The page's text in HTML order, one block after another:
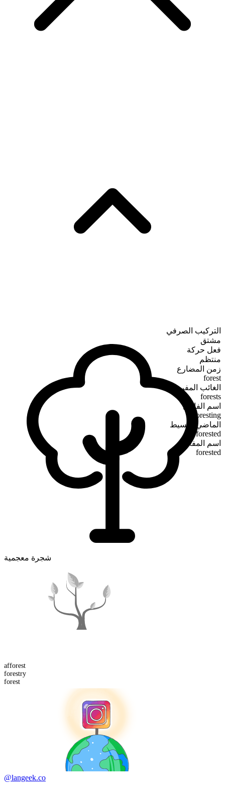
التركيب الصرفي
مشتق
فعل حركة
منتظم
زمن المضارع
forest
الغائب المفرد
forests
اسم الفاعل
foresting
الماضي البسيط
forested
اسم المفعول
forested
شجرة معجمية
afforest
forestry
forest
@langeek.co